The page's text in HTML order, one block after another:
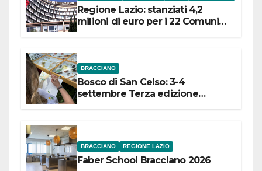
Regione Lazio: stanziati 4,2
milioni di euro per i 22 Comuni
BRACCIANO
Bosco di San Celso: 3-4
settembre Terza edizione
BRACCIANO REGIONE LAZIO
Faber School Bracciano 2026